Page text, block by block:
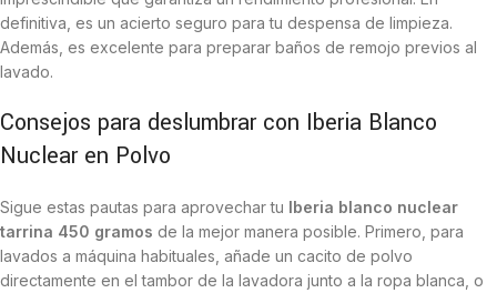
definitiva, es un acierto seguro para tu despensa de limpieza.
Además, es excelente para preparar baños de remojo previos al
lavado.
Consejos para deslumbrar con Iberia Blanco
Nuclear en Polvo
Sigue estas pautas para aprovechar tu Iberia blanco nuclear
tarrina 450 gramos de la mejor manera posible. Primero, para
lavados a máquina habituales, añade un cacito de polvo
directamente en el tambor de la lavadora junto a la ropa blanca, o